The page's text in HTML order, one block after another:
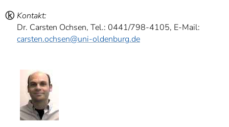
ⓚ Kontakt:
Dr. Carsten Ochsen, Tel.: 0441/798-4105, E-Mail:
carsten.ochsen@uni-oldenburg.de